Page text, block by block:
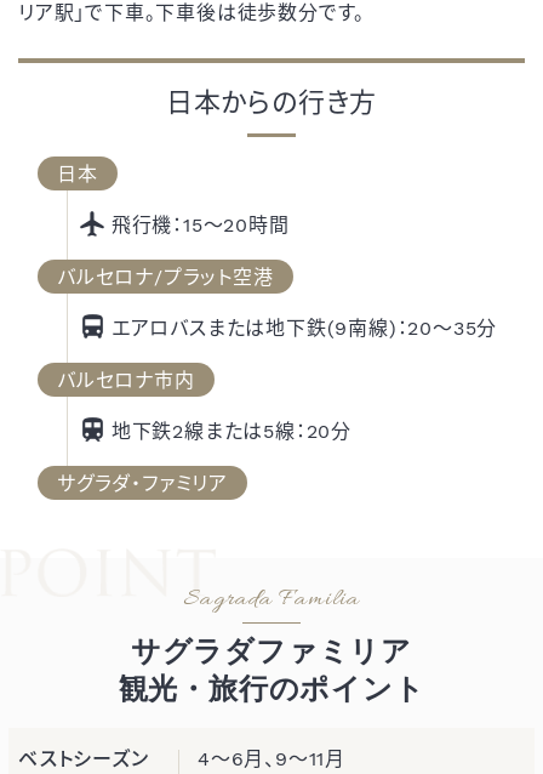
リア駅」で下車。下車後は徒歩数分です。
日本からの行き方
日本
飛行機：15～20時間
バルセロナ/プラット空港
エアロバスまたは地下鉄(9南線)：20～35分
バルセロナ市内
地下鉄2線または5線： 20分
サグラダ・ファミリア
サグラダファミリア
観光・旅行のポイント
ベストシーズン 4～6月、9～11月